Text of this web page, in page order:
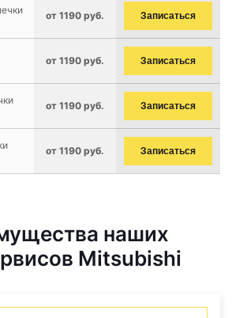
от 1190 руб. Записаться
от 1190 руб. Записаться
от 1190 руб. Записаться
от 1190 руб. Записаться
наших
Mitsubishi